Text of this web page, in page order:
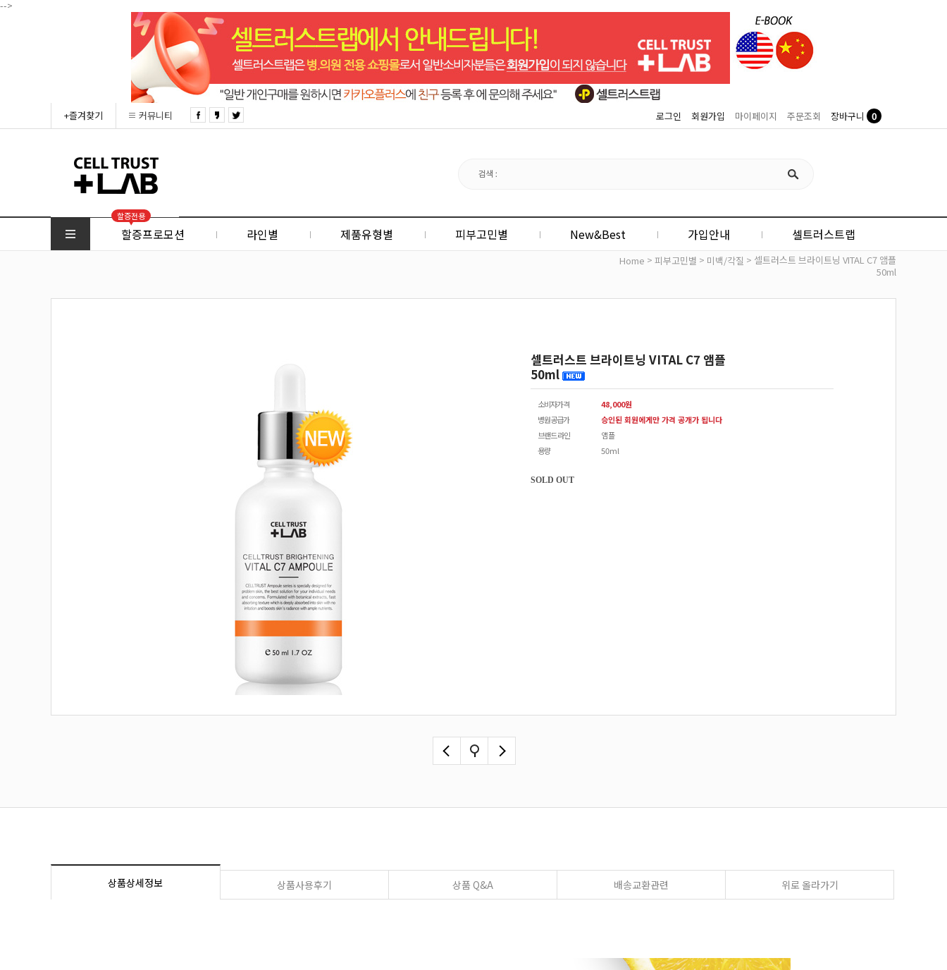
-->
+즐겨찾기 커뮤니티 로그인 회원가입 마이페이지 주문조회 장바구니 0
할증전용
할증프로모션 라인별 제품유형별 피부고민별 New&Best 가입안내 셀트러스트랩
Home > 피부고민별 > 미백/각질 > 셀트러스트 브라이트닝 VITAL C7 앰플
50ml
셀트러스트 브라이트닝 VITAL C7 앰플
50ml
소비자가격
48,000원
병원공급가
승인된 회원에게만 가격 공개가 됩니다
브랜드 라인
앰플
용량
50ml
SOLD OUT
상품상세정보 상품사용후기 상품 Q&A 배송교환관련 위로 올라가기